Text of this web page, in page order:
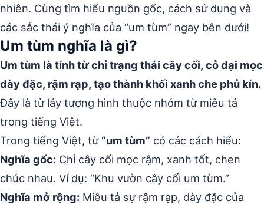
nhiên. Cùng tìm hiểu nguồn gốc, cách sử dụng và
các sắc thái ý nghĩa của “um tùm” ngay bên dưới!
Um tùm nghĩa là gì?
Um tùm là tính từ chỉ trạng thái cây cối, cỏ dại mọc
dày đặc, rậm rạp, tạo thành khối xanh che phủ kín.
Đây là từ láy tượng hình thuộc nhóm từ miêu tả
trong tiếng Việt.
Trong tiếng Việt, từ “um tùm” có các cách hiểu:
Nghĩa gốc: Chỉ cây cối mọc rậm, xanh tốt, chen
chúc nhau. Ví dụ: “Khu vườn cây cối um tùm.”
Nghĩa mở rộng: Miêu tả sự rậm rạp, dày đặc của